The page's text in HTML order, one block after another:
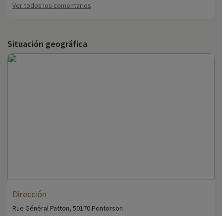
Ver todos los comentarios
Situación geográfica
Dirección
Rue Général Patton, 50170 Pontorson